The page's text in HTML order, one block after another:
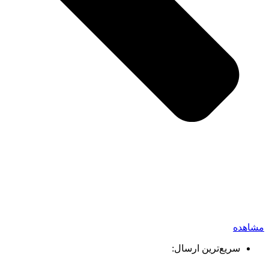
مشاهده
سریع‌ترین ارسال: